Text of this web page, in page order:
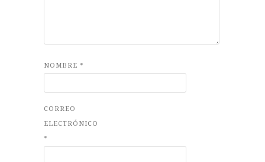
NOMBRE *
CORREO
ELECTRÓNICO
*